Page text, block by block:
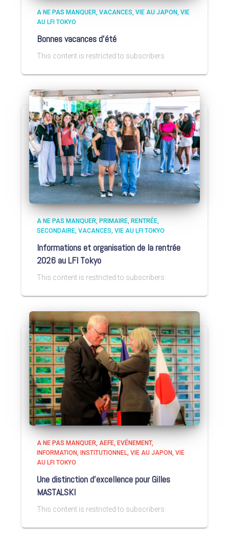
A NE PAS MANQUER VACANCES VIE AU JAPON VIE
AU LFI TOKYO
Bonnes vacances d’été
This content is restricted to subscribers
A NE PAS MANQUER PRIMAIRE RENTRÉE
SECONDAIRE VACANCES VIE AU LFI TOKYO
Informations et organisation de la rentrée
2026 au LFI Tokyo
This content is restricted to subscribers
A NE PAS MANQUER AEFE EVÉNEMENT
INFORMATION
INSTITUTIONNEL VIE AU JAPON VIE
AU LFI TOKYO
Une distinction d’excellence pour Gilles
MASTALSKI
This content is restricted to subscribers